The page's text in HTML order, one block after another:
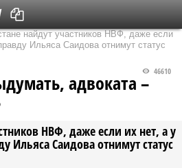
на Неве
найдут участников НВФ, даже если
Ильяса Саидова отнимут статус
НВФ, даже если их нет, а у
Ильяса Саидова отнимут статус
46610
адвоката –